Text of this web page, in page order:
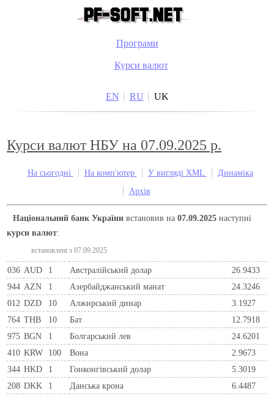
Програми
Курси валют
EN RU UK
Курси валют НБУ на 07.09.2025 р.
На сьогодні На комп'ютер У вигляді XML
Динаміка
Архів
Національний банк України встановив на07.09.2025 наступні
курси валют:
встановлені з 07.09.2025
036 AUD 1 Австралійський долар
26.9433
944 AZN 1 Азербайджанський манат
24.3246
012 DZD 10 Алжирський динар
3.1927
764 THB 10 Бат
12.7918
975 BGN 1 Болгарський лев
24.6201
410 KRW 100 Вона
2.9673
344 HKD 1 Гонконгівський долар
5.3019
208 DKK 1 Данська крона
6.4487